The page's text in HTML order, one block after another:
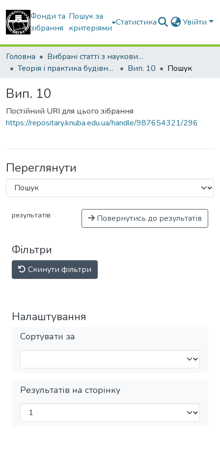
Фонди та
зібрання
Пошук за
критеріями
Статистика Увійти
Головна
Вибрані статті з наукових збірників КНУБА
Теорія і практика будівництва
Вип. 10 Пошук
Вип. 10
Постійний URI для цього зібрання
https://repositary.knuba.edu.ua/handle/987654321/296
Переглянути
результатів Повернутись до результатів
Фільтри
Скинути фільтри
Налаштування
Сортувати за
Результатів на сторінку